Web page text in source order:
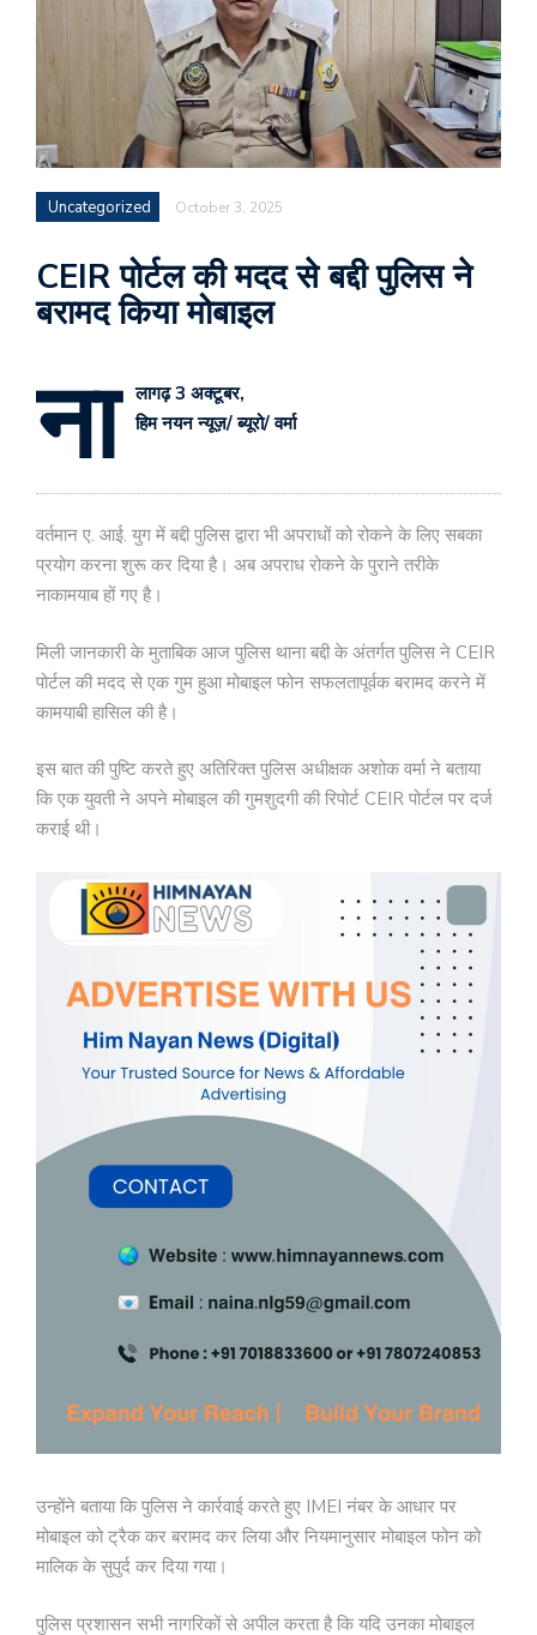
Uncategorized October 3, 2025
CEIR पोर्टल की मदद से बद्दी पुलिस ने
बरामद किया मोबाइल
ना
लागढ़ 3 अक्टूबर,
हिम नयन न्यूज़/ ब्यूरो/ वर्मा
वर्तमान ए. आई. युग में बद्दी पुलिस द्वारा भी अपराधों को रोकने के लिए सबका
प्रयोग करना शुरू कर दिया है। अब अपराध रोकने के पुराने तरीके
नाकामयाब हों गए है।
मिली जानकारी के मुताबिक आज पुलिस थाना बद्दी के अंतर्गत पुलिस ने CEIR
पोर्टल की मदद से एक गुम हुआ मोबाइल फोन सफलतापूर्वक बरामद करने में
कामयाबी हासिल की है।
इस बात की पुष्टि करते हुए अतिरिक्त पुलिस अधीक्षक अशोक वर्मा ने बताया
कि एक युवती ने अपने मोबाइल की गुमशुदगी की रिपोर्ट CEIR पोर्टल पर दर्ज
कराई थी।
उन्होंने बताया कि पुलिस ने कार्रवाई करते हुए IMEI नंबर के आधार पर
मोबाइल को ट्रैक कर बरामद कर लिया और नियमानुसार मोबाइल फोन को
मालिक के सुपुर्द कर दिया गया।
पुलिस प्रशासन सभी नागरिकों से अपील करता है कि यदि उनका मोबाइल